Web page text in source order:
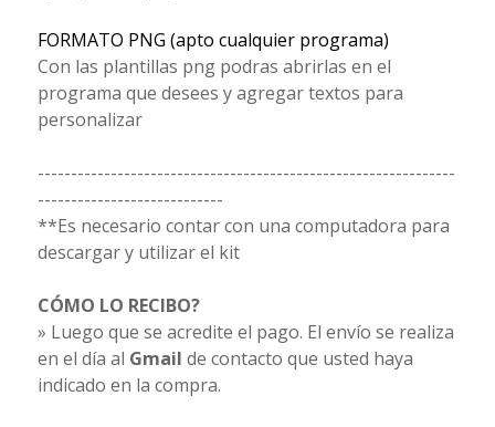
FORMATO PNG (apto cualquier programa)
Con las plantillas png podras abrirlas en el
programa que desees y agregar textos para
personalizar
---------------------------------------------------------------
----------------------------
**Es necesario contar con una computadora para
descargar y utilizar el kit
CÓMO LO RECIBO?
» Luego que se acredite el pago. El envío se realiza
en el día al Gmail de contacto que usted haya
indicado en la compra.